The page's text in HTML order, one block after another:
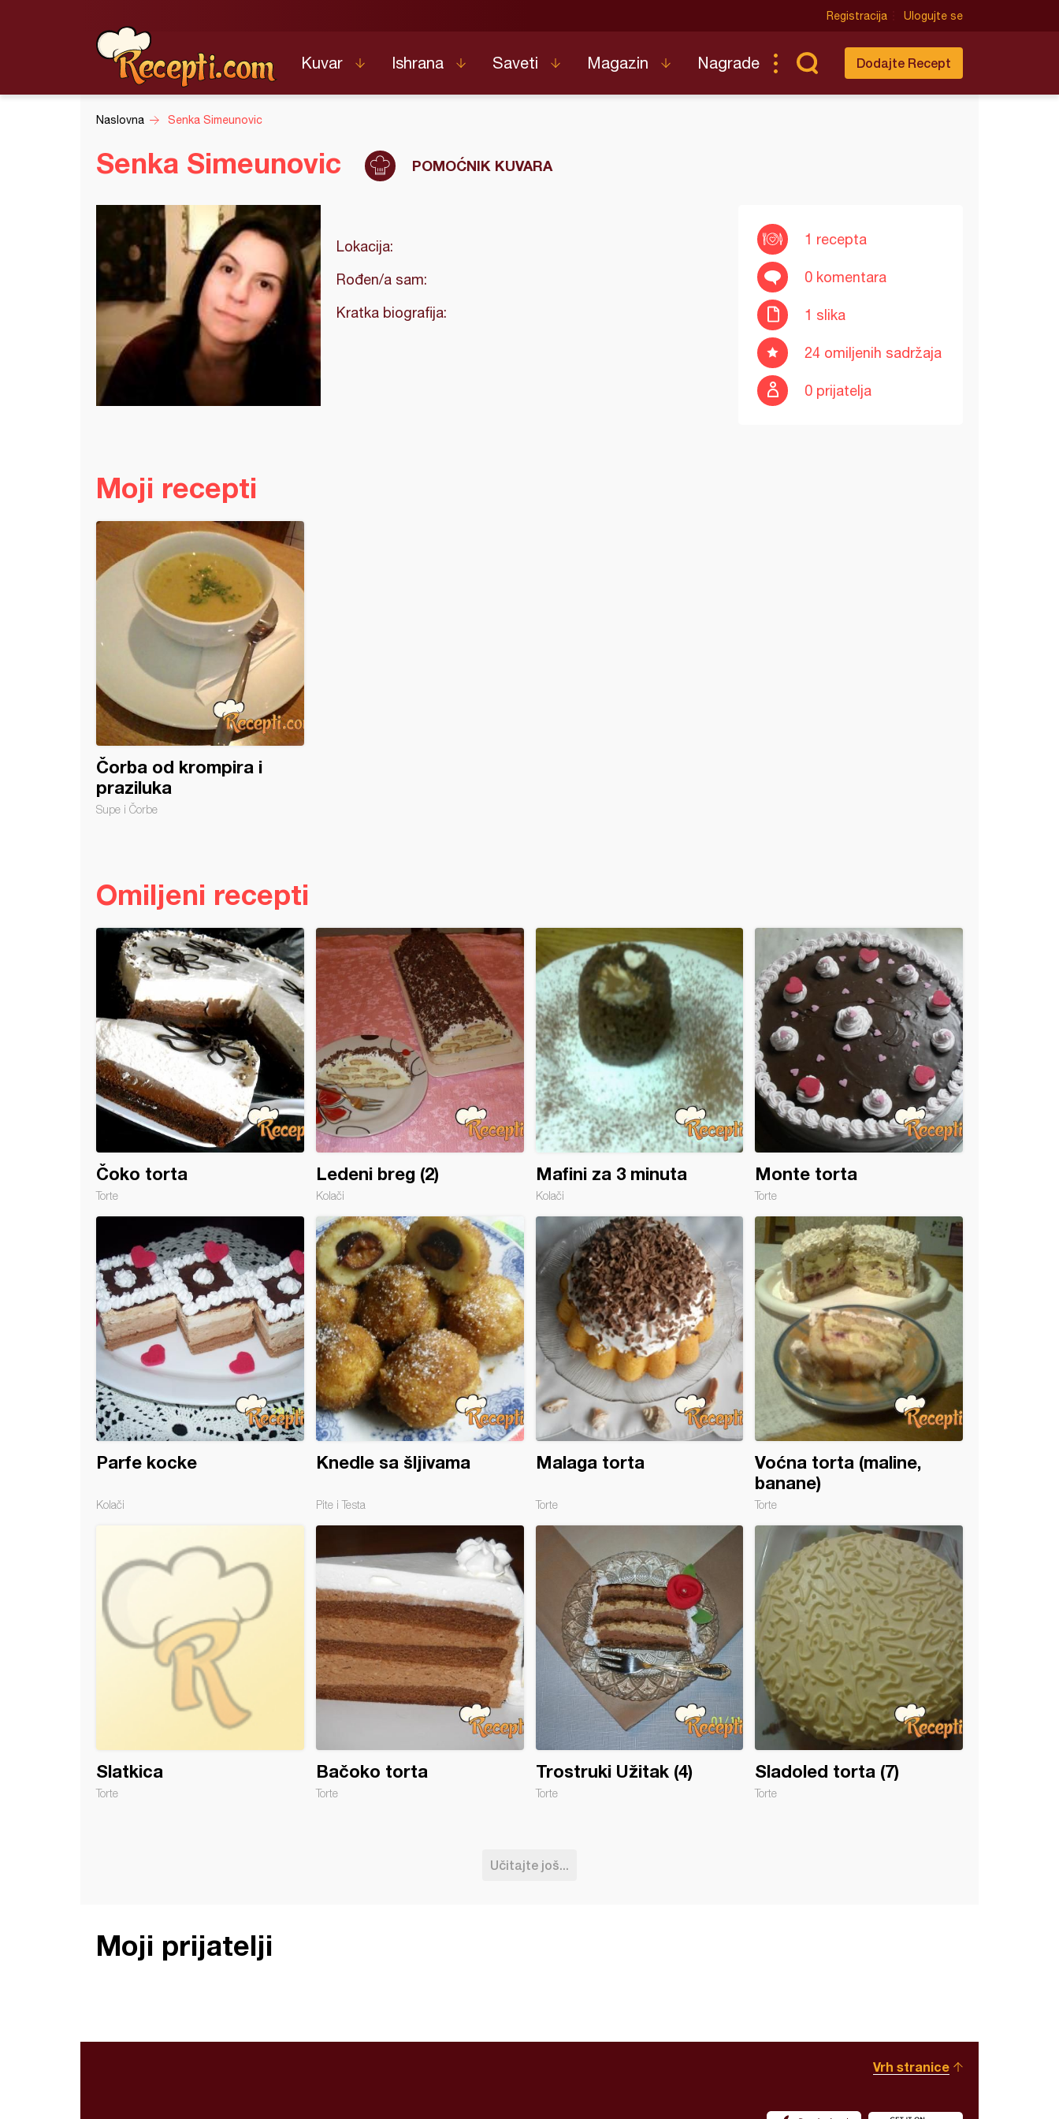
Registracija Ulogujte se
Kuvar Ishrana Saveti Magazin Nagrade Dodajte Recept
Naslovna Senka Simeunovic
Senka Simeunovic POMOĆNIK KUVARA
Lokacija:
Rođen/a sam:
Kratka biografija:
1 recepta
0 komentara
1 slika
24 omiljenih sadržaja
0 prijatelja
Moji recepti
Čorba od krompira i
praziluka
Supe i Čorbe
Omiljeni recepti
Čoko torta
Torte
Ledeni breg (2)
Kolači
Mafini za 3 minuta
Kolači
Monte torta
Torte
Parfe kocke
Kolači
Knedle sa šljivama
Pite i Testa
Malaga torta
Torte
Voćna torta (maline,
banane)
Torte
torta (maline, banane)
Slatkica
Torte
Bačoko torta
Torte
Trostruki Užitak (4)
Torte
Sladoled torta (7)
Torte
Učitajte još...
Moji prijatelji
Vrh stranice